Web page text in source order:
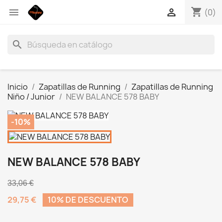
 shopping_cart (0)

search
Inicio Zapatillas de Running
Zapatillas de Running
Niño / Junior
NEW BALANCE 578 BABY
-10%
NEW BALANCE 578 BABY
33,06 €
29,75 € 10% DE DESCUENTO